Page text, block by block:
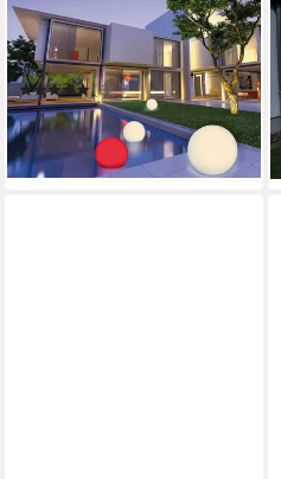
OTTO HOME
LED Solarleuchte Ollira, LED-
Solar Kugelleuchte Ø 40 cm
(3)
63,99 € UVP89,99 €
-29%
in 2-3 Werktagen bei dir